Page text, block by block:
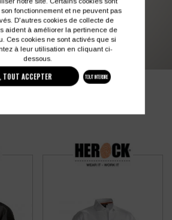
86 contact@colbleu.fr
fonctionnement et ne peuvent pas
D'autres cookies de collecte de
aident à améliorer la pertinence de
Ces cookies ne sont activés que si
à leur utilisation en cliquant ci-
dessous.
TOUT ACCEPTER TOUT INTERDIRE